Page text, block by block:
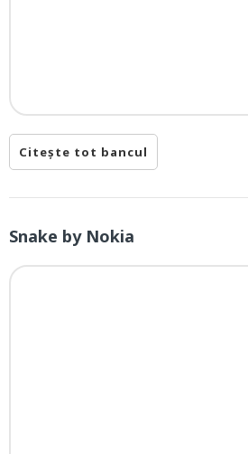
Citește tot bancul
Snake by Nokia